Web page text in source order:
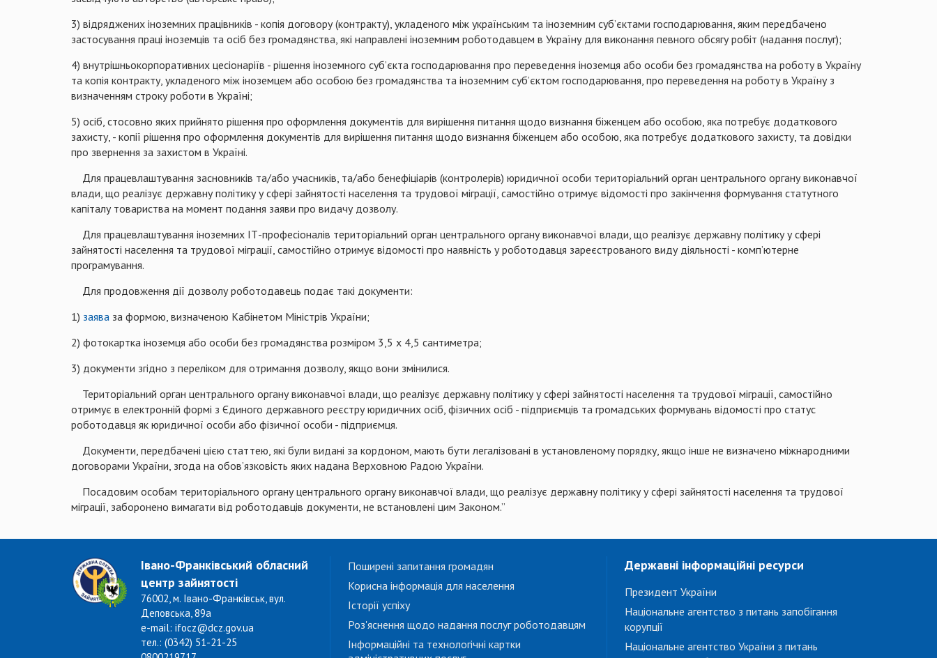
3) відряджених іноземних працівників - копія договору (контракту), укладеного між українським та іноземним суб’єктами господарювання, яким передбачено
застосування праці іноземців та осіб без громадянства, які направлені іноземним роботодавцем в Україну для виконання певного обсягу робіт (надання послуг);
4) внутрішньокорпоративних цесіонаріїв - рішення іноземного суб’єкта господарювання про переведення іноземця або особи без громадянства на роботу в Україну
та копія контракту, укладеного між іноземцем або особою без громадянства та іноземним суб’єктом господарювання, про переведення на роботу в Україну з
визначенням строку роботи в Україні;
5) осіб, стосовно яких прийнято рішення про оформлення документів для вирішення питання щодо визнання біженцем або особою, яка потребує додаткового
захисту, - копії рішення про оформлення документів для вирішення питання щодо визнання біженцем або особою, яка потребує додаткового захисту, та довідки
про звернення за захистом в Україні.
Для працевлаштування засновників та/або учасників, та/або бенефіціарів (контролерів) юридичної особи територіальний орган центрального органу виконавчої
влади, що реалізує державну політику у сфері зайнятості населення та трудової міграції, самостійно отримує відомості про закінчення формування статутного
капіталу товариства на момент подання заяви про видачу дозволу.
Для працевлаштування іноземних ІТ-професіоналів територіальний орган центрального органу виконавчої влади, що реалізує державну політику у сфері
зайнятості населення та трудової міграції, самостійно отримує відомості про наявність у роботодавця зареєстрованого виду діяльності - комп’ютерне
програмування.
Для продовження дії дозволу роботодавець подає такі документи:
1) заява за формою, визначеною Кабінетом Міністрів України;
2) фотокартка іноземця або особи без громадянства розміром 3,5 x 4,5 сантиметра;
3) документи згідно з переліком для отримання дозволу, якщо вони змінилися.
Територіальний орган центрального органу виконавчої влади, що реалізує державну політику у сфері зайнятості населення та трудової міграції, самостійно
отримує в електронній формі з Єдиного державного реєстру юридичних осіб, фізичних осіб - підприємців та громадських формувань відомості про статус
роботодавця як юридичної особи або фізичної особи - підприємця.
Документи, передбачені цією статтею, які були видані за кордоном, мають бути легалізовані в установленому порядку, якщо інше не визначено міжнародними
договорами України, згода на обов’язковість яких надана Верховною Радою України.
Посадовим особам територіального органу центрального органу виконавчої влади, що реалізує державну політику у сфері зайнятості населення та трудової
міграції, заборонено вимагати від роботодавців документи, не встановлені цим Законом.”
Івано-Франківський обласний
центр зайнятості
76002, м. Івано-Франківськ, вул.
Деповська, 89а
e-mail: ifocz@dcz.gov.ua
тел.: (0342) 51-21-25
Поширені запитання громадян
Корисна інформація для населення
Історії успіху
Роз'яснення щодо надання послуг роботодавцям
Інформаційні та технологічні картки
Державні інформаційні ресурси
Президент України
Національне агентство з питань запобігання
корупції
Національне агентство України з питань